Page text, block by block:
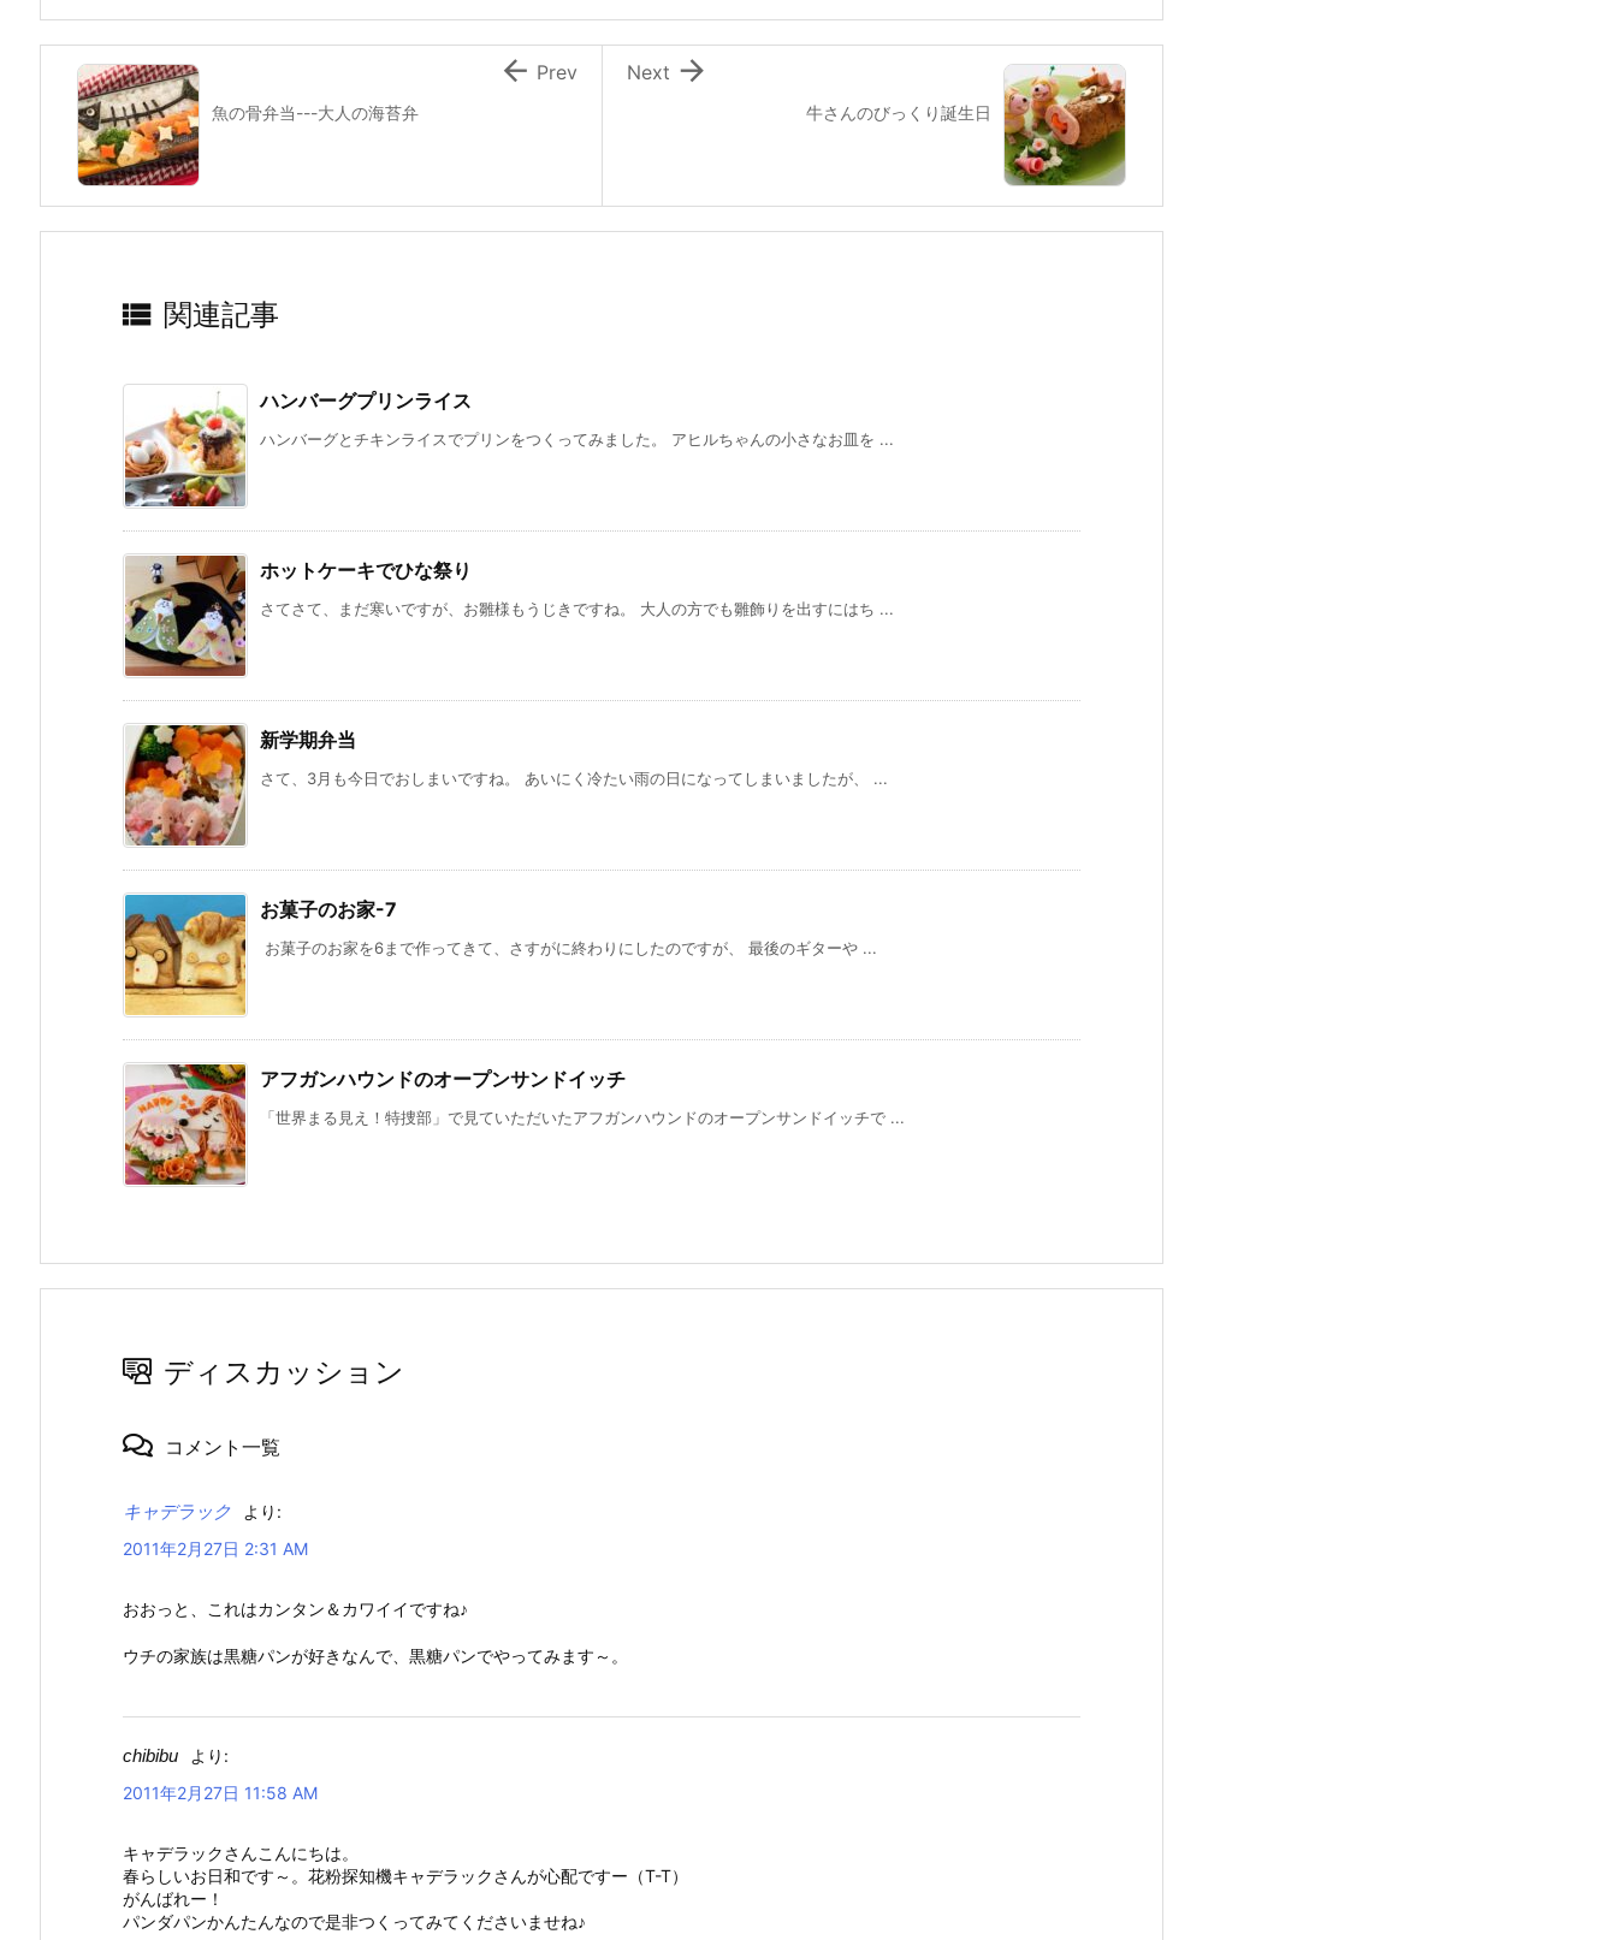
k
牛さんのびっくり誕生日

Next
魚の骨弁当---大人の海苔弁
 Prev
 関連記事
ハンバーグプリンライス
ハンバーグとチキンライスでプリンをつくってみました。 アヒルちゃんの小さなお皿を ...
ホットケーキでひな祭り
さてさて、まだ寒いですが、お雛様もうじきですね。 大人の方でも雛飾りを出すにはち ...
新学期弁当
さて、3月も今日でおしまいですね。 あいにく冷たい雨の日になってしまいましたが、 ...
お菓子のお家-7
お菓子のお家を6まで作ってきて、さすがに終わりにしたのですが、 最後のギターや ...
アフガンハウンドのオープンサンドイッチ
「世界まる見え！特捜部」で見ていただいたアフガンハウンドのオープンサンドイッチで ...
ディスカッション
コメント一覧
キャデラック
より:
2011年2月27日 2:31 AM
おおっと、これはカンタン＆カワイイですね♪
ウチの家族は黒糖パンが好きなんで、黒糖パンでやってみます～。
chibibu
より:
2011年2月27日 11:58 AM
キャデラックさんこんにちは。
春らしいお日和です～。花粉探知機キャデラックさんが心配ですー（T-T）
がんばれー！
パンダパンかんたんなので是非つくってみてくださいませね♪